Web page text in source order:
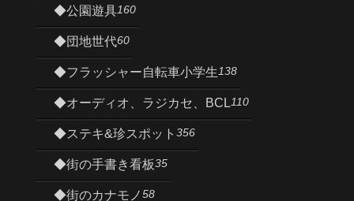
◆公園遊具160
◆団地世代60
◆フラッシャー自転車小学生138
◆オーディオ、ラジカセ、BCL110
◆ステキ&珍スポット 356
◆街の手書き看板35
◆街のカナモノ58